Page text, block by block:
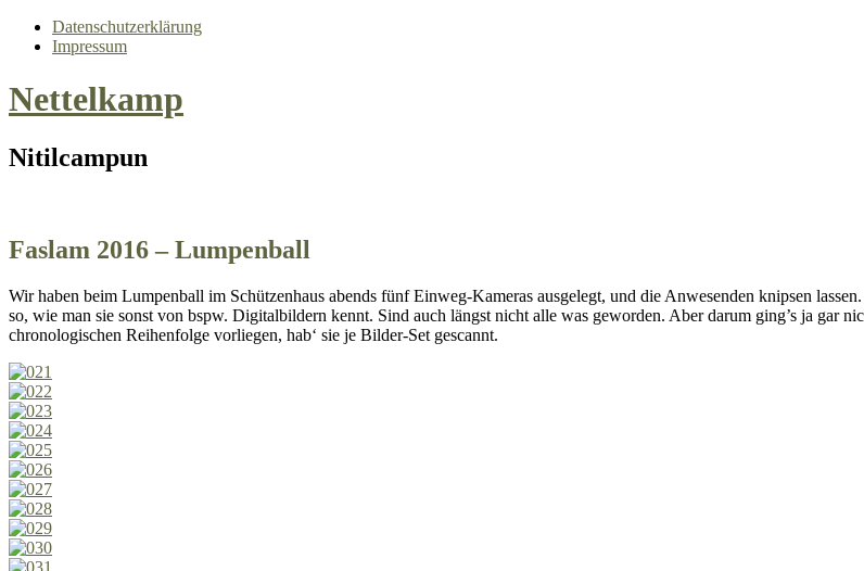
Datenschutzerklärung
Impressum
Nettelkamp
Nitilcampun
Faslam 2016 – Lumpenball
Wir haben beim Lumpenball im Schützenhaus abends fünf Einweg-Kameras ausgelegt, und die Anwesenden knipsen
so, wie man sie sonst von bspw. Digitalbildern kennt. Sind auch längst nicht alle was geworden. Aber darum ging’s ja gar
chronologischen Reihenfolge vorliegen, hab‘ sie je Bilder-Set gescannt.